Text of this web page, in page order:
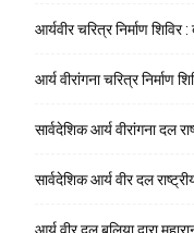
आर्यवीर चरित्र निर्माण शिविर :
आर्य वीरांगना चरित्र निर्माण
सार्वदेशिक आर्य वीरांगना दल
सार्वदेशिक आर्य वीर दल